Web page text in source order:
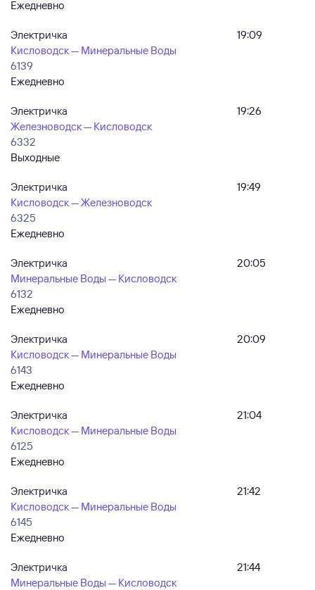
Ежедневно
Электричка
Кисловодск — Минеральные Воды
6139
Ежедневно
19:09
Электричка
Железноводск — Кисловодск
6332
Выходные
19:26
Электричка
Кисловодск — Железноводск
6325
Ежедневно
19:49
Электричка
Минеральные Воды — Кисловодск
6132
Ежедневно
20:05
Электричка
Кисловодск — Минеральные Воды
6143
Ежедневно
20:09
Электричка
Кисловодск — Минеральные Воды
6125
Ежедневно
21:04
Электричка
Кисловодск — Минеральные Воды
6145
Ежедневно
21:42
Электричка
Минеральные Воды — Кисловодск
21:44